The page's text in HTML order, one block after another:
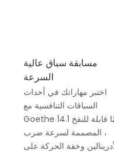
مسابقة سباق عالية
السرعة
اختبر مهاراتك في أحداث
السباقات التنافسية مع
Goethe 14.1 قدمًا قابلة للنفخ
، المصممة لسرعة ضرب
وخفة الحركة على